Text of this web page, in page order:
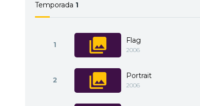
Temporada 1
1 Flag
2006
2 Portrait
2006